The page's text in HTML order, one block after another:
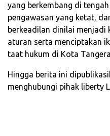
yang berkembang di
pengawasan yang ketat,
berkeadilan dinilai menjadi
aturan serta menciptakan
taat hukum di Kota
Hingga berita ini
menghubungi pihak liberty